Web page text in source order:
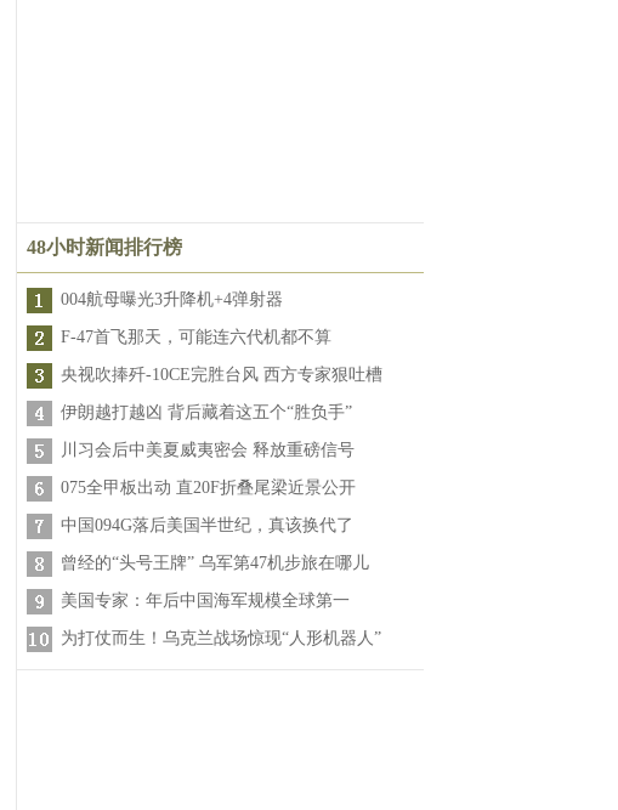
48小时新闻排行榜
004航母曝光3升降机+4弹射器
F-47首飞那天，可能连六代机都不算
央视吹捧歼-10CE完胜台风 西方专家狠吐槽
伊朗越打越凶 背后藏着这五个“胜负手”
川习会后中美夏威夷密会 释放重磅信号
075全甲板出动 直20F折叠尾梁近景公开
中国094G落后美国半世纪，真该换代了
曾经的“头号王牌” 乌军第47机步旅在哪儿
美国专家：年后中国海军规模全球第一
为打仗而生！乌克兰战场惊现“人形机器人”